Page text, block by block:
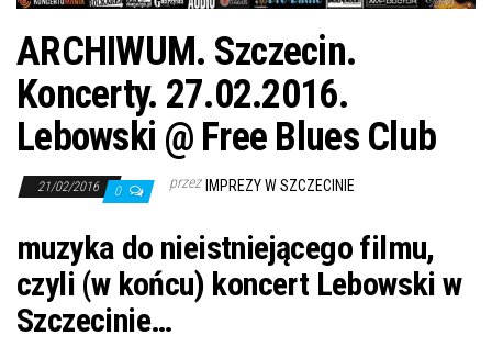
ARCHIWUM. Szczecin.
Koncerty. 27.02.2016.
Lebowski @ Free Blues Club
21/02/2016 0 przez IMPREZY W SZCZECINIE
muzyka do nieistniejącego filmu,
czyli (w końcu) koncert Lebowski w
Szczecinie…